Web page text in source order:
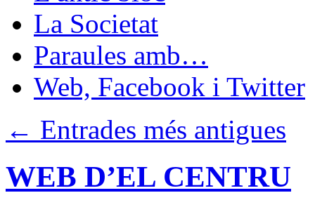
La Societat
Paraules amb…
Web, Facebook i Twitter
← Entrades més antigues
WEB D’EL CENTRU